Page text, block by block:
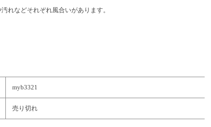
れなどそれぞれ風合いがあります。
myb3321
売り切れ